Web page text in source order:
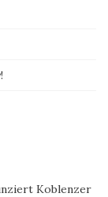
Koblenzer